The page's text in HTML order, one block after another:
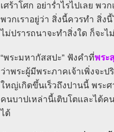
เศร้าโศก อย่าร่ำไรไปเลย พ
พวกเราอยู่ว่า สิ่งนี้ควรทำ สิ่ง
ไม่ปรารถนาจะทำสิ่งใด ก็จะไ
“พระมหากัสสปะ” ฟังคำที่พระ
ว่าพระผู้มีพระภาคเจ้าเพิ่งจะ
ใหญ่เกิดขึ้นเร็วถึงปานนี้ พระ
คนบาปเหล่านี้เติบโตและได้
ได้